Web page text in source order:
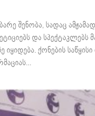
შენობა, სადაც
და სპექტაკლებს
ქონების